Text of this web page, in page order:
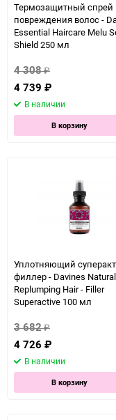
Термозащитный спрей
повреждения волос -
Essential Haircare Melu
Shield 250 мл
4 308₽
4 739 ₽
В наличии
В корзину
Уплотняющий
филлер - Davines
Replumping Hair - Filler
Superactive 100 мл
3 682₽
4 726 ₽
В наличии
В корзину